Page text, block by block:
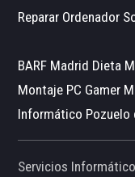
Reparar Ordenador
BARF Madrid Dieta
Montaje PC Gamer
Informático Pozuelo
Servicios